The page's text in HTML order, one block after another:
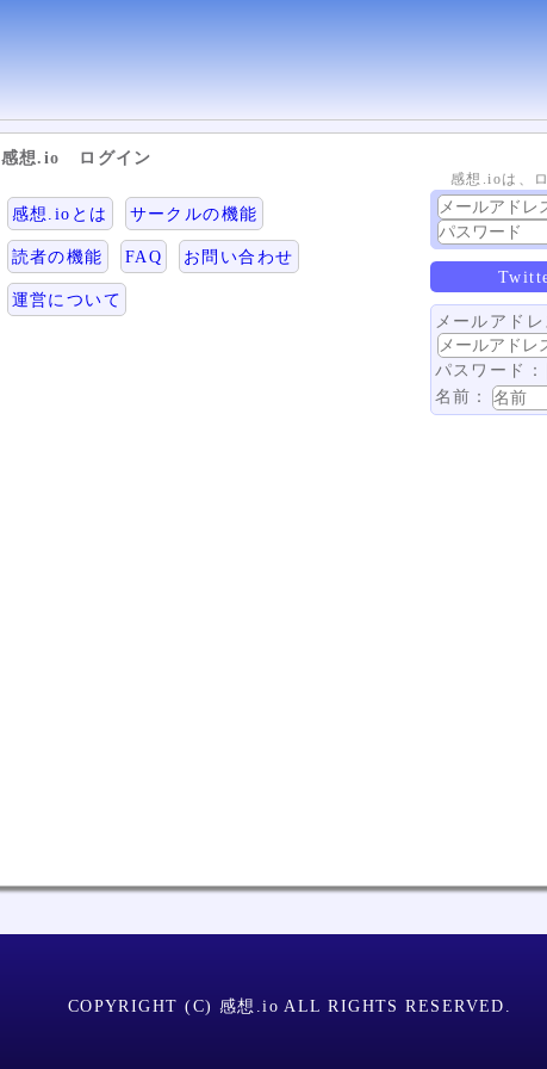
感想.io ログイン
感想.ioとは サークルの機能
読者の機能 FAQ お問い合わせ
運営について
感想.ioは、
メールアド
パスワード：
名前：
COPYRIGHT (C) 感想.io ALL RIGHTS RESERVED.